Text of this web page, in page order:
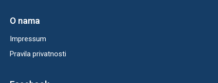
O nama
Impressum
Pravila privatnosti